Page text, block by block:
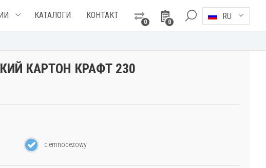
0
0
RU
КАТАЛОГИ КОНТАКТ
КАРТОН КРАФТ 230
ciemnobeżowy